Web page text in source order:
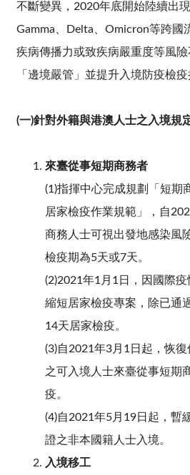
不斷變異，2020年底開始陸續出現
Gamma、Delta、Omicron等跨國
疾病傳播力或致疾病嚴重度等風
「邊境嚴管」並提升入境防疫檢疫
(一)針對外籍與港澳人士之入境規
來臺從事短期商務者
(1)指揮中心完成規劃「短期
居家檢疫作業規範」，自
商務人士可視出發地感染風
檢疫期為5天或7天。
(2)2021年1月1日，因國際
縮短居家檢疫專案，除已通
14天居家檢疫。
(3)自2021年3月1日起，恢
之可入境人士來臺從事短期
疫。
(4)自2021年5月19日起，暫
證之非本國籍人士入境。
入境移工